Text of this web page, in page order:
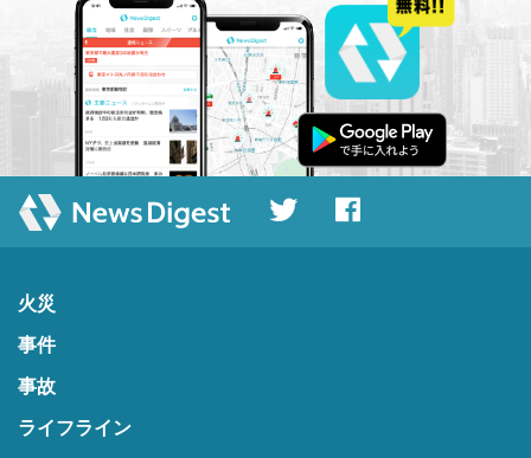
火災
事件
事故
ライフライン